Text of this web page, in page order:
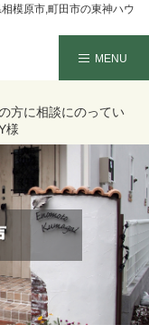
模原市,町田市の東神ハウ
方に相談にのってい
様